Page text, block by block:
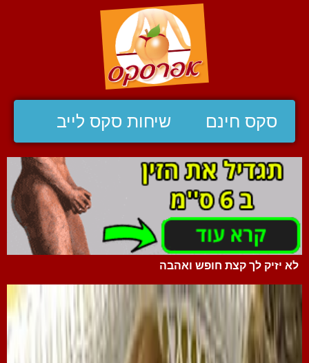
סקס חינם שיחות סקס לייב
לא יזיק לך קצת חופש ואהבה